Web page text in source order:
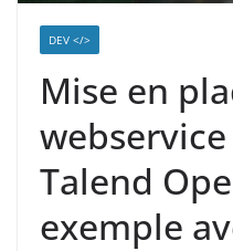
DEV </>
Mise en
webservice
Talend
exemple